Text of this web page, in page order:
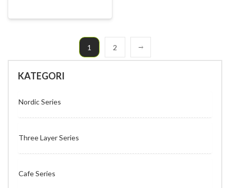
1 2
KATEGORI
Nordic Series
Three Layer Series
Cafe Series